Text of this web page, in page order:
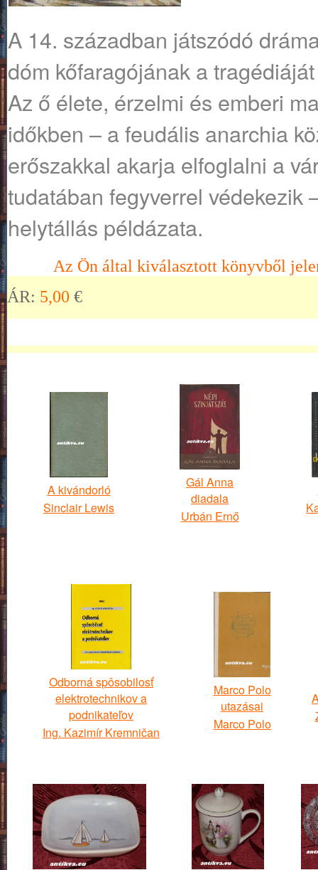
A 14. században játszódó
dóm kőfaragójának a
Az ő élete, érzelmi és emberi
időkben – a feudális anarchia
erőszakkal akarja elfoglalni a
tudatában fegyverrel védekezik
helytállás példázata.
Az Ön által kiválasztott könyvből
ÁR: 5,00 €
A kivándorló
Sinclair Lewis
Gál Anna
diadala
Urbán Ernő
Odborná spôsobilosť
elektrotechnikov a
podnikateľov
Ing. Kazimír Kremničan
Marco Polo
utazásai
Marco Polo